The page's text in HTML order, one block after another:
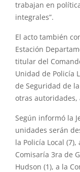
trabajan en
integrales”.
El acto también
Estación
titular del
Unidad de Policía
de Seguridad de
otras autoridades,
Según informó la
unidades serán
la Policía Local
Comisaría 3ra de
Hudson (1), a la